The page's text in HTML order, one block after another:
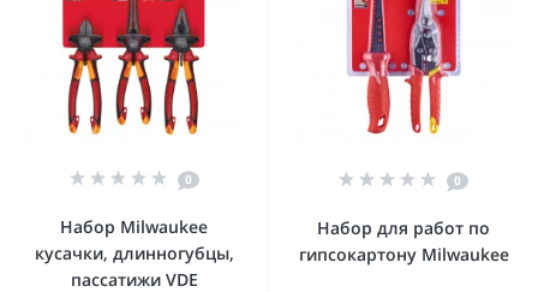
0
Набор Milwaukee
кусачки, длинногубцы,
пассатижи VDE
0
Набор для работ по
гипсокартону Milwaukee